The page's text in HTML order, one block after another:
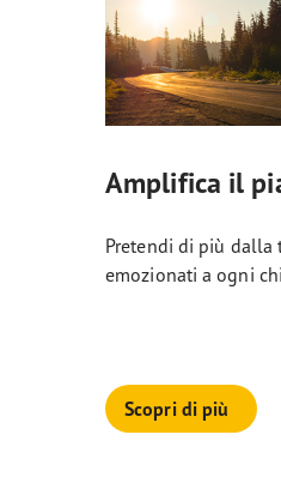
Amplifica il
Pretendi di più dalla
emozionati a ogni
Scopri di più